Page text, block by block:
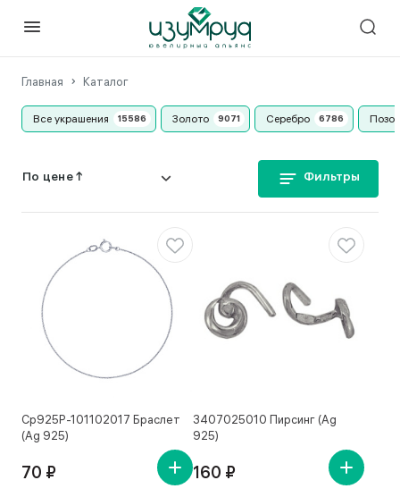
Главная Каталог
Все украшения Золото Серебро
Фильтры
Ср925Р-101102017 Браслет
(Ag 925)
70 ₽
3407025010 Пирсинг (Ag
925)
160 ₽